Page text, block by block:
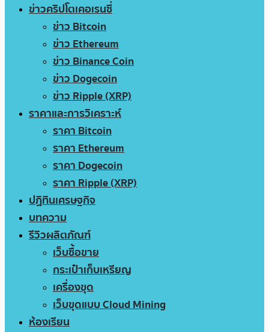
ข่าวคริปโตเคอเรนซี่
ข่าว Bitcoin
ข่าว Ethereum
ข่าว Binance Coin
ข่าว Dogecoin
ข่าว Ripple (XRP)
ราคาและการวิเคราะห์
ราคา Bitcoin
ราคา Ethereum
ราคา Dogecoin
ราคา Ripple (XRP)
ปฏิทินเศรษฐกิจ
บทความ
รีวิวผลิตภัณฑ์
เว็บซื้อขาย
กระเป๋าเก็บเหรียญ
เครื่องขุด
เว็บขุดแบบ Cloud Mining
ห้องเรียน